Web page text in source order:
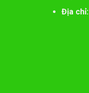
Địa chỉ: